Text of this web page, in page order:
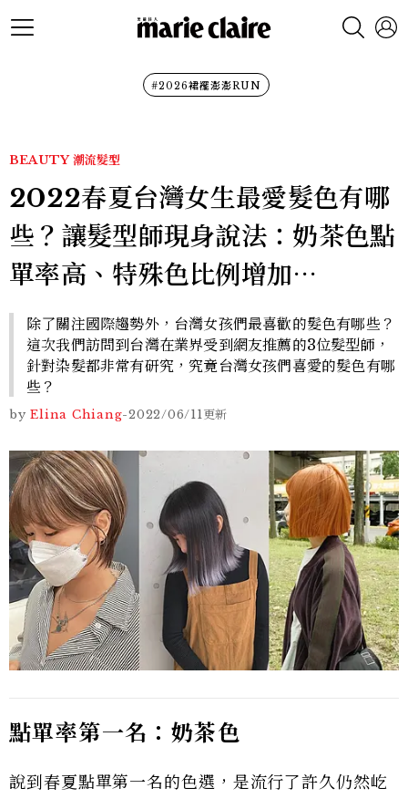
#2026裙襬澎澎RUN
BEAUTY 潮流髮型
2022春夏台灣女生最愛髮色有哪
些？讓髮型師現身說法：奶茶色點
單率高、特殊色比例增加⋯
除了關注國際趨勢外，台灣女孩們最喜歡的髮色有哪些？
這次我們訪問到台灣在業界受到網友推薦的3位髮型師，
針對染髮都非常有研究，究竟台灣女孩們喜愛的髮色有哪
些？
by Elina Chiang-2022/06/11更新
點單率第一名：奶茶色
說到春夏點單第一名的色選，是流行了許久仍然屹